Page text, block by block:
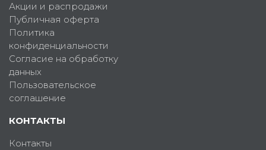
Акции и распродажи
Публичная оферта
Политика
конфиденциальности
Согласие на обработку
данных
Пользовательское
соглашение
КОНТАКТЫ
Контакты